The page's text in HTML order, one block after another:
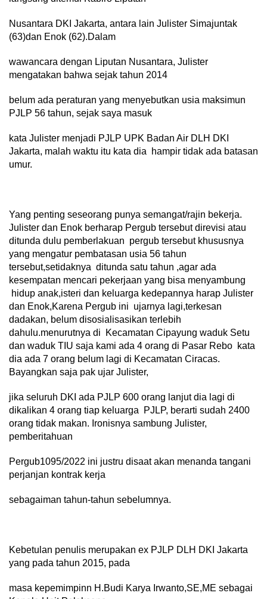
Nusantara DKI Jakarta, antara lain Julister Simajuntak
(63)dan Enok (62).Dalam
wawancara dengan Liputan Nusantara, Julister
mengatakan bahwa sejak tahun 2014
belum ada peraturan yang menyebutkan usia maksimun
PJLP 56 tahun, sejak saya masuk
kata Julister menjadi PJLP UPK Badan Air DLH DKI
Jakarta, malah waktu itu kata dia hampir tidak ada batasan
umur.
Yang penting seseorang punya semangat/rajin bekerja.
Julister dan Enok berharap Pergub tersebut direvisi atau
ditunda dulu pemberlakuan pergub tersebut khususnya
yang mengatur pembatasan usia 56 tahun
tersebut,setidaknya ditunda satu tahun ,agar ada
kesempatan mencari pekerjaan yang bisa menyambung
hidup anak,isteri dan keluarga kedepannya harap Julister
dan Enok,Karena Pergub ini ujarnya lagi,terkesan
dadakan, belum disosialisasikan terlebih
dahulu.menurutnya di Kecamatan Cipayung waduk Setu
dan waduk TIU saja kami ada 4 orang di Pasar Rebo kata
dia ada 7 orang belum lagi di Kecamatan Ciracas.
Bayangkan saja pak ujar Julister,
jika seluruh DKI ada PJLP 600 orang lanjut dia lagi di
dikalikan 4 orang tiap keluarga PJLP, berarti sudah 2400
orang tidak makan. Ironisnya sambung Julister,
pemberitahuan
Pergub1095/2022 ini justru disaat akan menanda tangani
perjanjan kontrak kerja
sebagaiman tahun-tahun sebelumnya.
Kebetulan penulis merupakan ex PJLP DLH DKI Jakarta
yang pada tahun 2015, pada
masa kepemimpinn H.Budi Karya Irwanto,SE,ME sebagai